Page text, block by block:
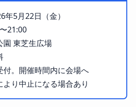
年5月22日（金）
21:00
園 東芝生広場
付。開催時間内に会場へ
より中止になる場合あり